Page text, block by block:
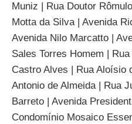
Muniz | Rua Doutor
Motta da Silva | Avenida
Avenida Nilo Marcatto |
Sales Torres Homem |
Castro Alves | Rua Aloísio
Antonio de Almeida | Rua
Barreto | Avenida
Condomínio Mosaico